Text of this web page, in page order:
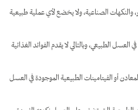
والنكهات الصناعية، ولا يخضع لأي عملية طبيعية
الطبيعي، وبالتالي لا يقدم الفوائد الغذائية
أو الفيتامينات الطبيعية الموجودة في العسل